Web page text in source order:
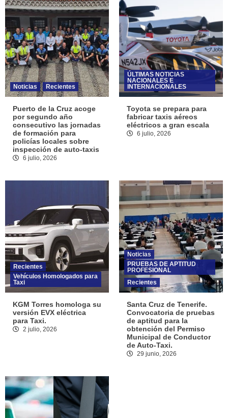
Noticias Recientes
Puerto de la Cruz acoge
por segundo año
consecutivo las jornadas
de formación para
policías locales sobre
inspección de auto-taxis
6 julio, 2026
ÚLTIMAS NOTICIAS
NACIONALES E
INTERNACIONALES
Toyota se prepara para
fabricar taxis aéreos
eléctricos a gran escala
6 julio, 2026
Recientes
Vehículos Homologados para
Taxi
KGM Torres homologa su
versión EVX eléctrica
para Taxi.
2 julio, 2026
Noticias
PRUEBAS DE APTITUD
PROFESIONAL
Recientes
Santa Cruz de Tenerife.
Convocatoria de pruebas
de aptitud para la
obtención del Permiso
Municipal de Conductor
de Auto-Taxi.
29 junio, 2026